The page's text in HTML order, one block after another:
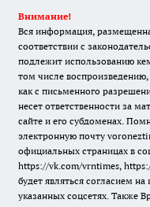
Внимание!
Вся информация,
соответствии с
подлежит использованию
том числе
как с письменного
несет ответственности за
сайте и его субдоменах.
электронную почту
официальных страницах в
https://vk.com/vrntimes,
будет являться согласием
указанных соцсетях. Также